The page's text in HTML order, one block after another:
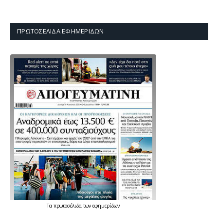
ΠΡΩΤΟΣΈΛΙΔΑ ΕΦΗΜΕΡΊΔΩΝ
Τα πρωτοσέλιδατων εφημερίδων